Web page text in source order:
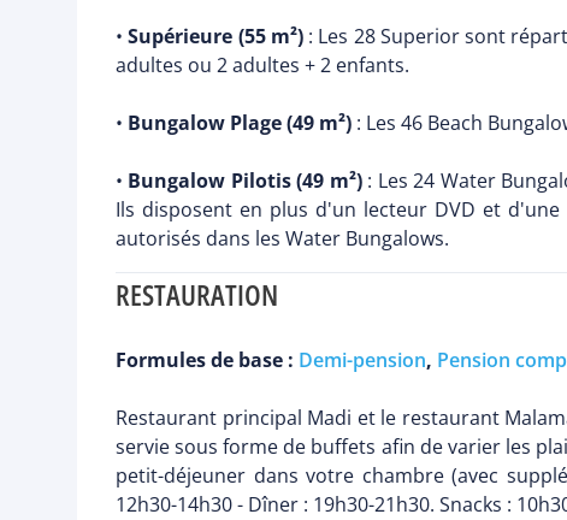
•Supérieure (55 m²): Les 28 Superior sont
adultes ou 2 adultes + 2 enfants.
• Bungalow Plage (49 m²) : Les 46 Beach
• Bungalow Pilotis (49 m²): Les 24 Water
Ils disposent en plus d'un lecteur DVD et
autorisés dans les Water Bungalows.
RESTAURATION
Formules de base : Demi-pension, Pension
Restaurant principal Madi et le restaurant
servie sous forme de buffets afin de varier les
petit-déjeuner dans votre chambre (avec
12h30-14h30 - Dîner : 19h30-21h30. Snacks :